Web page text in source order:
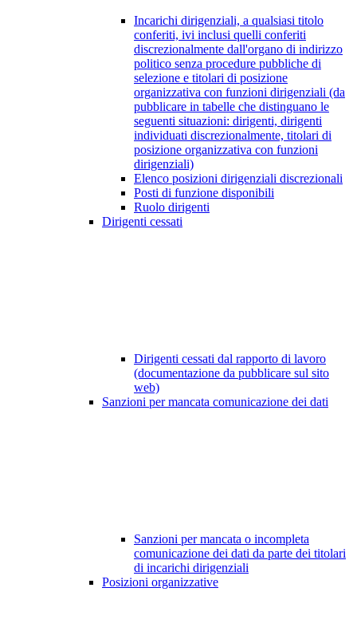
Incarichi dirigenziali, a qualsiasi titolo
conferiti, ivi inclusi quelli conferiti
discrezionalmente dall'organo di indirizzo
politico senza procedure pubbliche di
selezione e titolari di posizione
organizzativa con funzioni dirigenziali (da
pubblicare in tabelle che distinguano le
seguenti situazioni: dirigenti, dirigenti
individuati discrezionalmente, titolari di
posizione organizzativa con funzioni
dirigenziali)
Elenco posizioni dirigenziali discrezionali
Posti di funzione disponibili
Ruolo dirigenti
Dirigenti cessati
Dirigenti cessati dal rapporto di lavoro
(documentazione da pubblicare sul sito
web)
Sanzioni per mancata comunicazione dei dati
Sanzioni per mancata o incompleta
comunicazione dei dati da parte dei titolari
di incarichi dirigenziali
Posizioni organizzative